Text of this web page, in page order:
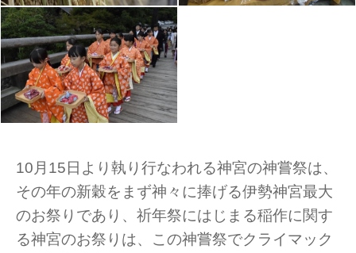
10月15日より執り行なわれる神宮の神嘗祭は、
その年の新穀をまず神々に捧げる伊勢神宮最大
のお祭りであり、祈年祭にはじまる稲作に関す
る神宮のお祭りは、この神嘗祭でクライマック